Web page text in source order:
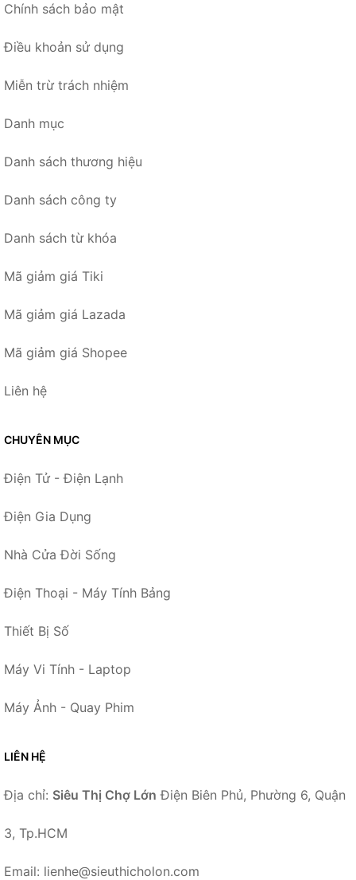
Chính sách bảo mật
Điều khoản sử dụng
Miễn trừ trách nhiệm
Danh mục
Danh sách thương hiệu
Danh sách công ty
Danh sách từ khóa
Mã giảm giá Tiki
Mã giảm giá Lazada
Mã giảm giá Shopee
Liên hệ
CHUYÊN MỤC
Điện Tử - Điện Lạnh
Điện Gia Dụng
Nhà Cửa Đời Sống
Điện Thoại - Máy Tính Bảng
Thiết Bị Số
Máy Vi Tính - Laptop
Máy Ảnh - Quay Phim
LIÊN HỆ
Địa chỉ: Siêu Thị Chợ Lớn Điện Biên Phủ, Phường 6, Quận
3, Tp.HCM
Email: lienhe@sieuthicholon.com